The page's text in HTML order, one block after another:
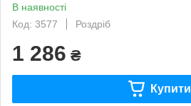
В наявності
Код: 3577
Роздріб
1 286 ₴
Купити